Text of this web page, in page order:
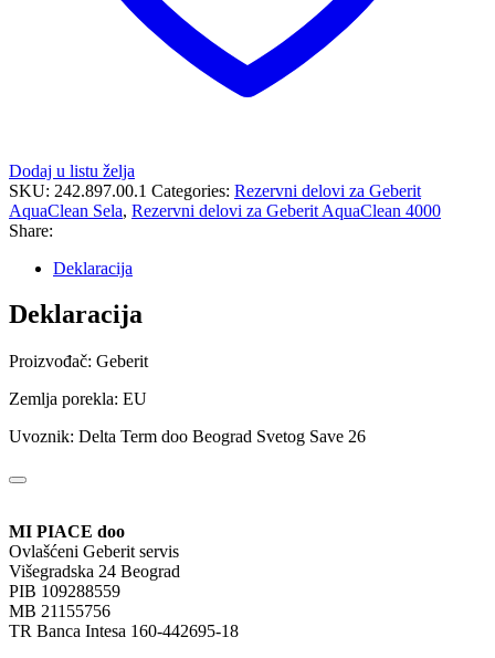
Dodaj u listu želja
SKU: 242.897.00.1 Categories: Rezervni delovi za Geberit
AquaClean Sela, Rezervni delovi za Geberit AquaClean 4000
Share:
Deklaracija
Deklaracija
Proizvođač: Geberit
Zemlja porekla: EU
Uvoznik: Delta Term doo Beograd Svetog Save 26
MI PIACE doo
Ovlašćeni Geberit servis
Višegradska 24 Beograd
PIB 109288559
MB 21155756
TR Banca Intesa 160-442695-18